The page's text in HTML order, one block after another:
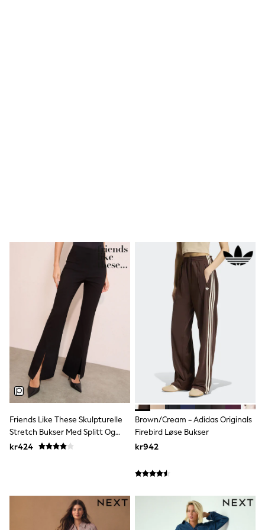
Leggings, Joggers & Shorts
Swim
adidas
All Girls Brands
Nike
adidas
Smiggle
Lipsy Girl
River Island
Boden
Joules
Frugi
Baker by Ted Baker
Monsoon
Angel & Rocket
JoJo Maman Bébé
Occasionwear
Schoolwear
Partywear
All Baby & Nursery
New in
Babygrows & Sleepsuits
Friends Like These Skulpturelle
Stretch Bukser Med Splitt Og
Sleng
kr424
Brown/Cream - Adidas Originals
Firebird Løse Bukser
kr942